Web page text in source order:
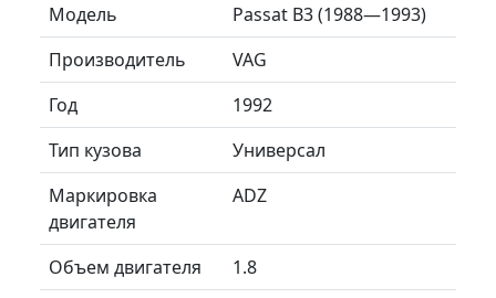
Модель
Passat B3 (1988—1993)
Производитель
VAG
Год
1992
Тип кузова
Универсал
Маркировка
двигателя
ADZ
Объем двигателя
1.8